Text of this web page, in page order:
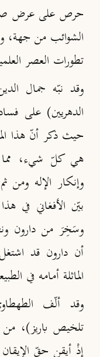
حرص على عرض
الشوائب من جهة،
تطورات العصر
وقد نبّه جمال
الدهريين) على
حيث ذكر أنّ هذا
هي كلّ شيء، مما
وإنكار الإله ومن
بيّن الأفغاني في
وسَخِرَ من دارون
أن دارون قد اشتغل
الماثلة أمامه في
وقد ألّف
تلخيص باريز)،
إِذْ أيقن حقّ